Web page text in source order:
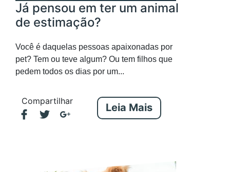
Já pensou em ter um animal
de estimação?
Você é daquelas pessoas apaixonadas por
pet? Tem ou teve algum? Ou tem filhos que
pedem todos os dias por um...
Compartilhar
Leia Mais